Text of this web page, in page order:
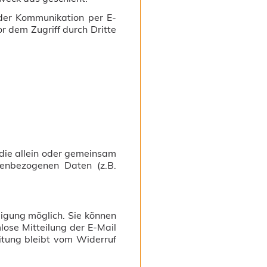
Kommunikation per E-
dem Zugriff durch Dritte
allein oder gemeinsam
Daten (z.B.
möglich. Sie können
Mitteilung der E-Mail
bleibt vom Widerruf